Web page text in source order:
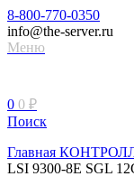
8-800-770-0350
info@the-server.ru
Меню
0 0 ₽
Поиск
Главная
LSI 9300-8E SGL